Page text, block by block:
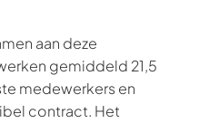
aan deze
gemiddeld 21,5
medewerkers en
contract. Het